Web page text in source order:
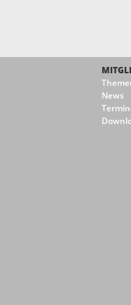
News